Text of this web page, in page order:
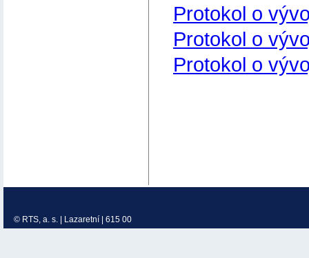
Protokol o
Protokol o
Protokol o
© RTS, a. s. | Lazaretní | 615 00